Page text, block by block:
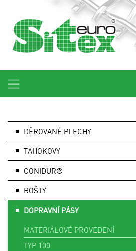
DĚROVANÉ PLECHY
TAHOKOVY
CONIDUR®
ROŠTY
DOPRAVNÍ PÁSY
MATERIÁLOVÉ PROVEDENÍ
TYP 100